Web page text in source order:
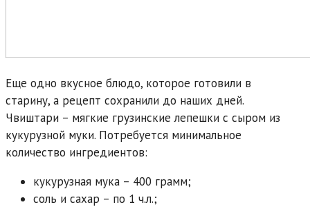
Еще одно вкусное блюдо, которое готовили в
старину, а рецепт сохранили до наших дней.
Чвиштари – мягкие грузинские лепешки с сыром из
кукурузной муки. Потребуется минимальное
количество ингредиентов:
кукурузная мука – 400 грамм;
соль и сахар – по 1 ч.л.;